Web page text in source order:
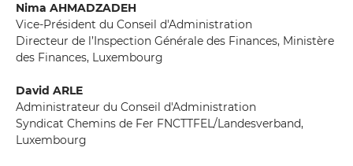
Nima AHMADZADEH
Vice-Président du Conseil d'Administration
Directeur de l’Inspection Générale des Finances, Ministère
des Finances, Luxembourg
David ARLE
Administrateur du Conseil d'Administration
Syndicat Chemins de Fer FNCTTFEL/Landesverband,
Luxembourg